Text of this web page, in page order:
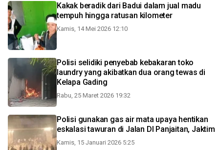
Kakak beradik dari Badui dalam jual madu
tempuh hingga ratusan kilometer
Kamis, 14 Mei 2026 12:10
Polisi selidiki penyebab kebakaran toko
laundry yang akibatkan dua orang tewas di
Kelapa Gading
Rabu, 25 Maret 2026 19:32
Polisi gunakan gas air mata upaya hentikan
eskalasi tawuran di Jalan DI Panjaitan, Jaktim
Kamis, 15 Januari 2026 5:25